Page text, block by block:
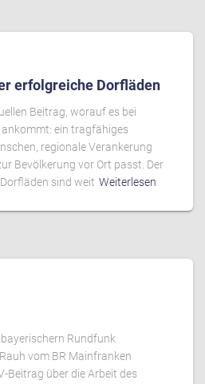
erfolgreiche Dorfläden
Beitrag, worauf es bei
ein tragfähiges
regionale Verankerung
Bevölkerung vor Ort passt. Der
sind weit Weiterlesen
Rundfunk
vom BR Mainfranken
Beitrag über die Arbeit des